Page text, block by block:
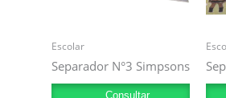
Escolar
Separador N°3 Simpsons
Consultar